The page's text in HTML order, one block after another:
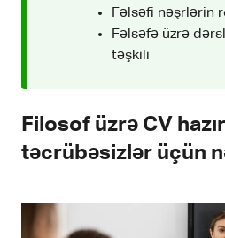
Fəlsəfi nəşrlərin
Fəlsəfə üzrə
təşkili
Filosof üzrə CV
təcrübəsizlər üçün